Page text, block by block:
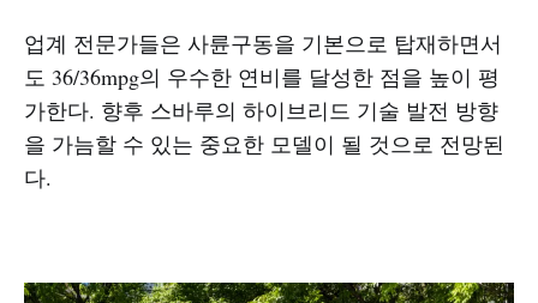
업계 전문가들은 사륜구동을 기본으로 탑재하면서
도 36/36mpg의 우수한 연비를 달성한 점을 높이 평
가한다. 향후 스바루의 하이브리드 기술 발전 방향
을 가늠할 수 있는 중요한 모델이 될 것으로 전망된
다.